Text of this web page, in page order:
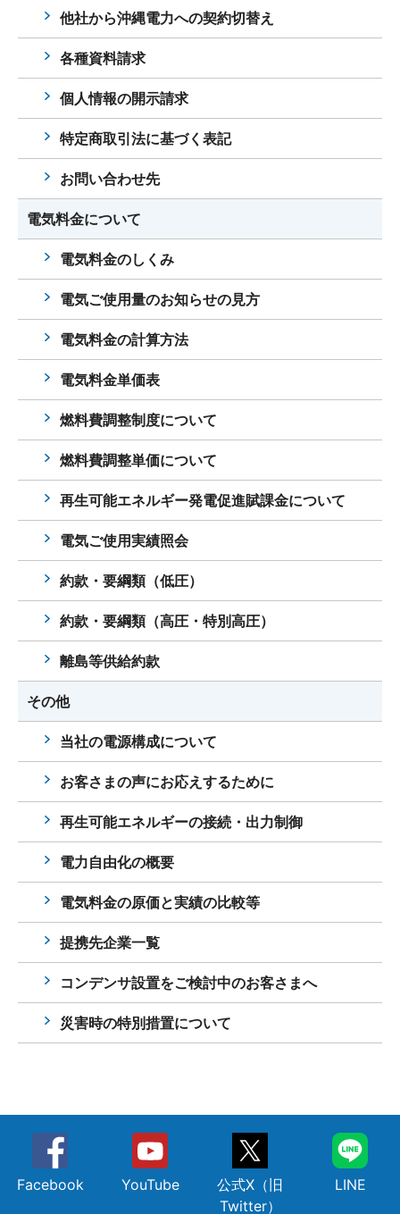
他社から沖縄電力への契約切替え
各種資料請求
個人情報の開示請求
特定商取引法に基づく表記
お問い合わせ先
電気料金について
電気料金のしくみ
電気ご使用量のお知らせの見方
電気料金の計算方法
電気料金単価表
燃料費調整制度について
燃料費調整単価について
再生可能エネルギー発電促進賦課金について
電気ご使用実績照会
約款・要綱類（低圧）
約款・要綱類（高圧・特別高圧）
離島等供給約款
その他
当社の電源構成について
お客さまの声にお応えするために
再生可能エネルギーの接続・出力制御
電力自由化の概要
電気料金の原価と実績の比較等
提携先企業一覧
コンデンサ設置をご検討中のお客さまへ
災害時の特別措置について
Facebook YouTube
公式X（旧
Twitter）
LINE